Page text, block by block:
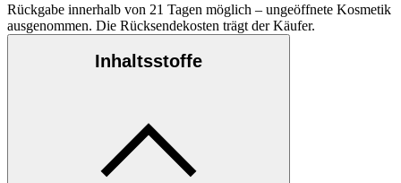
Rückgabe innerhalb von 21 Tagen möglich – ungeöffnete Kosmetik
ausgenommen. Die Rücksendekosten trägt der Käufer.
Inhaltsstoffe